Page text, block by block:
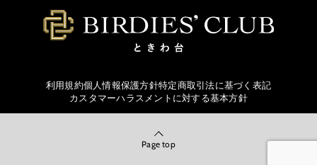
利用規約個人情報保護方針特定商取引法に基づく表記
カスタマーハラスメントに対する基本方針
Page top